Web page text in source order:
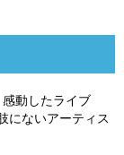
動したライブ
にないアーティス